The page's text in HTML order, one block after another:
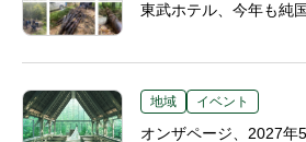
東武ホテル、今年も純
地域 イベント
オンザページ、2027年